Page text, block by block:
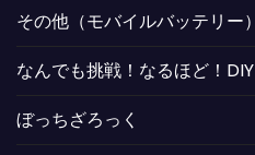
その他（モバイルバッテリー）
なんでも挑戦！なるほど！DIY
ぼっちざろっく